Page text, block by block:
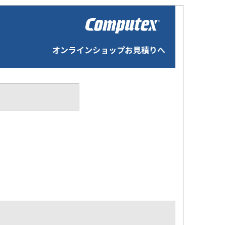
オンラインショップお見積りへ